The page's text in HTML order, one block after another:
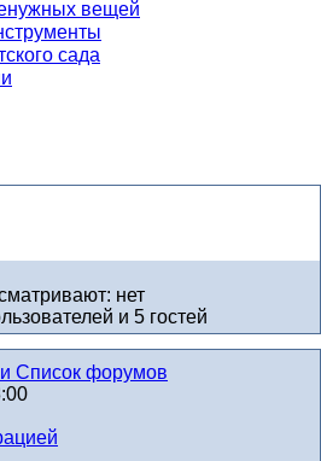
вещей
сада
нет
и 5 гостей
Список форумов